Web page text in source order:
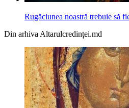
Rugăciunea noastră trebuie să
Din arhiva Altarulcredinței.md